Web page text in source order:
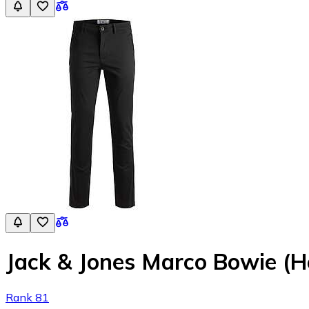
Jack & Jones Marco Bowie
Rank 81